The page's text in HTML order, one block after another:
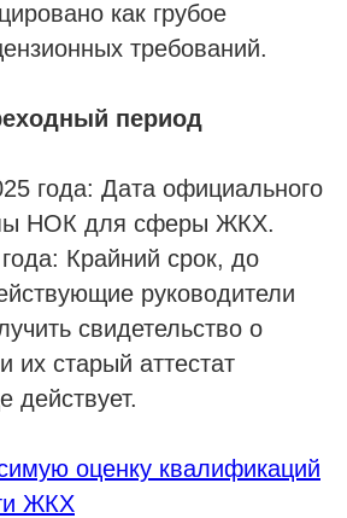
как грубое
требований.
период
года: Дата официального
НОК для сферы ЖКХ.
Крайний срок, до
руководители
свидетельство о
старый аттестат
оценку квалификаций
ЖКХ
в ФКР
вашем регионе